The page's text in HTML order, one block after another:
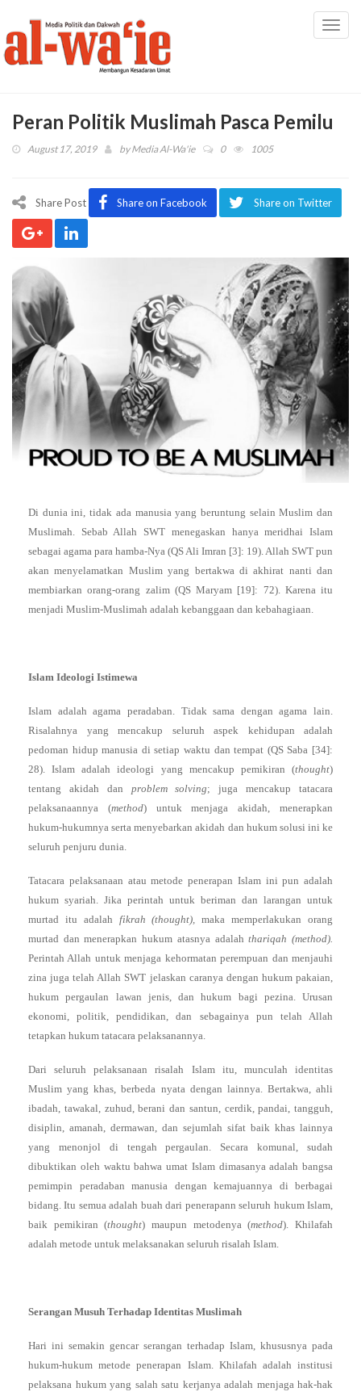
Peran Politik Muslimah Pasca Pemilu
August 17, 2019 byMedia Al-Wa'ie 0 1005
Share Post Share on Facebook Share on Twitter
Di dunia ini, tidak ada manusia yang beruntung selain Muslim dan
Muslimah. Sebab Allah SWT menegaskan hanya meridhai Islam
sebagai agama para hamba-Nya (QS Ali Imran [3]: 19). Allah SWT pun
akan menyelamatkan Muslim yang bertakwa di akhirat nanti dan
membiarkan orang-orang zalim (QS Maryam [19]: 72). Karena itu
menjadi Muslim-Muslimah adalah kebanggaan dan kebahagiaan.
Islam Ideologi Istimewa
Islam adalah agama peradaban. Tidak sama dengan agama lain.
Risalahnya yang mencakup seluruh aspek kehidupan adalah
pedoman hidup manusia di setiap waktu dan tempat (QS Saba [34]:
28). Islam adalah ideologi yang mencakup pemikiran (thought)
tentang akidah dan problem solving; juga mencakup tatacara
pelaksanaannya (method) untuk menjaga akidah, menerapkan
hukum-hukumnya serta menyebarkan akidah dan hukum solusi ini ke
seluruh penjuru dunia.
Tatacara pelaksanaan atau metode penerapan Islam ini pun adalah
hukum syariah. Jika perintah untuk beriman dan larangan untuk
murtad itu adalah fikrah (thought),maka memperlakukan orang
murtad dan menerapkan hukum atasnya adalahthariqah (method).
Perintah Allah untuk menjaga kehormatan perempuan dan menjauhi
zina juga telah Allah SWT jelaskan caranya dengan hukum pakaian,
hukum pergaulan lawan jenis, dan hukum bagi pezina. Urusan
ekonomi, politik, pendidikan, dan sebagainya pun telah Allah
tetapkan hukum tatacara pelaksanannya.
Dari seluruh pelaksanaan risalah Islam itu, munculah identitas
Muslim yang khas, berbeda nyata dengan lainnya. Bertakwa, ahli
ibadah, tawakal, zuhud, berani dan santun, cerdik, pandai, tangguh,
disiplin, amanah, dermawan, dan sejumlah sifat baik khas lainnya
yang menonjol di tengah pergaulan. Secara komunal, sudah
dibuktikan oleh waktu bahwa umat Islam dimasanya adalah bangsa
pemimpin peradaban manusia dengan kemajuannya di berbagai
bidang. Itu semua adalah buah dari penerapann seluruh hukum Islam,
baik pemikiran (thought) maupun metodenya (method). Khilafah
adalah metode untuk melaksanakan seluruh risalah Islam.
Serangan Musuh Terhadap Identitas Muslimah
Hari ini semakin gencar serangan terhadap Islam, khususnya pada
hukum-hukum metode penerapan Islam. Khilafah adalah institusi
pelaksana hukum yang salah satu kerjanya adalah menjaga hak-hak